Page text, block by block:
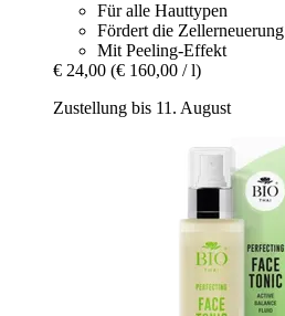
Für alle Hauttypen
Fördert die Zellerneuerung
Mit Peeling-Effekt
€ 24,00 (€ 160,00 / l)
Zustellung bis 11. August